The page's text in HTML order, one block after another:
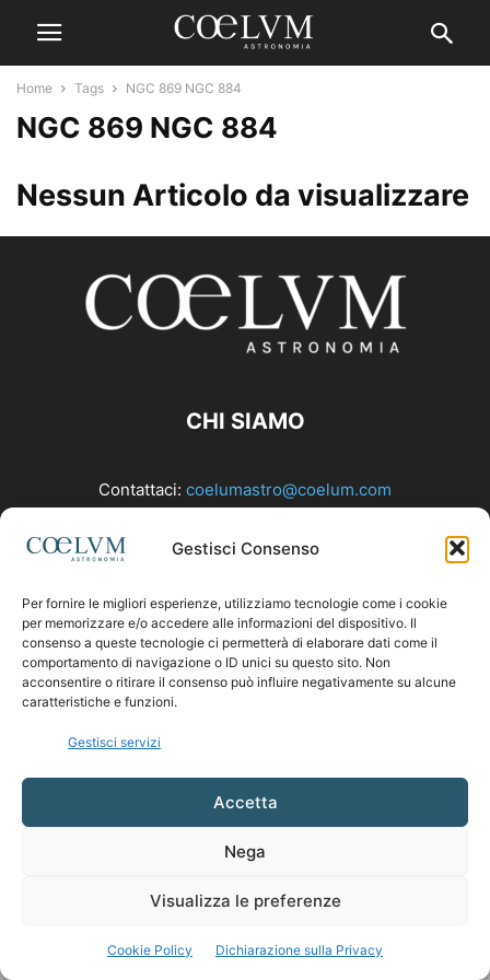
Gestisci Consenso
Per fornire le migliori esperienze, utilizziamo tecnologie come i cookie
per memorizzare e/o accedere alle informazioni del dispositivo. Il
consenso a queste tecnologie ci permetterà di elaborare dati come il
comportamento di navigazione o ID unici su questo sito. Non
acconsentire o ritirare il consenso può influire negativamente su alcune
caratteristiche e funzioni.
Gestisci servizi
Accetta
Nega
Visualizza le preferenze
Cookie Policy Dichiarazione sulla Privacy
Home Tags NGC 869 NGC 884
NGC 869 NGC 884
Nessun Articolo da visualizzare
CHI SIAMO
Contattaci: coelumastro@coelum.com
SEGUICI